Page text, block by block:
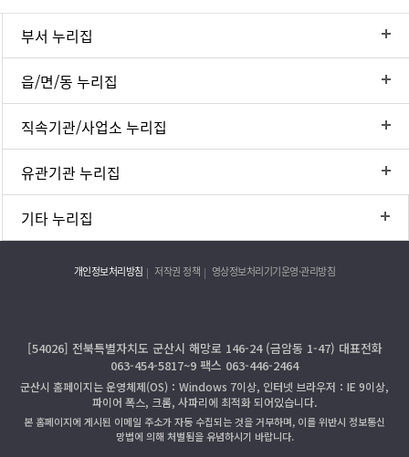
부서 누리집
읍/면/동 누리집
직속기관/사업소 누리집
유관기관 누리집
기타 누리집
개인정보처리방침 저작권 정책 영상정보처리기기운영·관리방침
[54026] 전북특별자치도 군산시 해망로 146-24 (금암동 1-47) 대표전화
063-454-5817~9 팩스 063-446-2464
군산시 홈페이지는 운영체제(OS)：Windows 7이상, 인터넷 브라우저：IE 9이상,
파이어 폭스, 크롬, 사파리에 최적화 되어있습니다.
본 홈페이지에 게시된 이메일 주소가 자동 수집되는 것을 거부하며, 이를 위반시 정보통신
망법에 의해 처벌됨을 유념하시기 바랍니다.